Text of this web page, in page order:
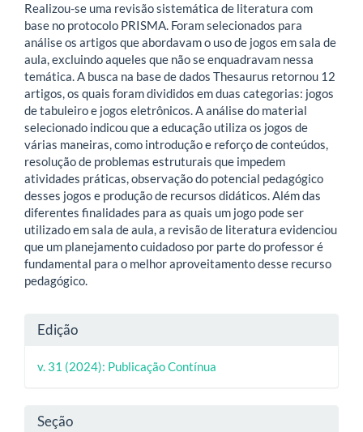
Realizou-se uma revisão sistemática de literatura com
base no protocolo PRISMA. Foram selecionados para
análise os artigos que abordavam o uso de jogos em sala de
aula, excluindo aqueles que não se enquadravam nessa
temática. A busca na base de dados Thesaurus retornou 12
artigos, os quais foram divididos em duas categorias: jogos
de tabuleiro e jogos eletrônicos. A análise do material
selecionado indicou que a educação utiliza os jogos de
várias maneiras, como introdução e reforço de conteúdos,
resolução de problemas estruturais que impedem
atividades práticas, observação do potencial pedagógico
desses jogos e produção de recursos didáticos. Além das
diferentes finalidades para as quais um jogo pode ser
utilizado em sala de aula, a revisão de literatura evidenciou
que um planejamento cuidadoso por parte do professor é
fundamental para o melhor aproveitamento desse recurso
pedagógico.
Detalhes
do
artigo
Edição
v. 31 (2024): Publicação Contínua
Seção